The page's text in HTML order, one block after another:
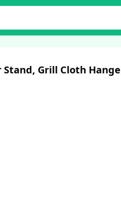
Grill Cloth